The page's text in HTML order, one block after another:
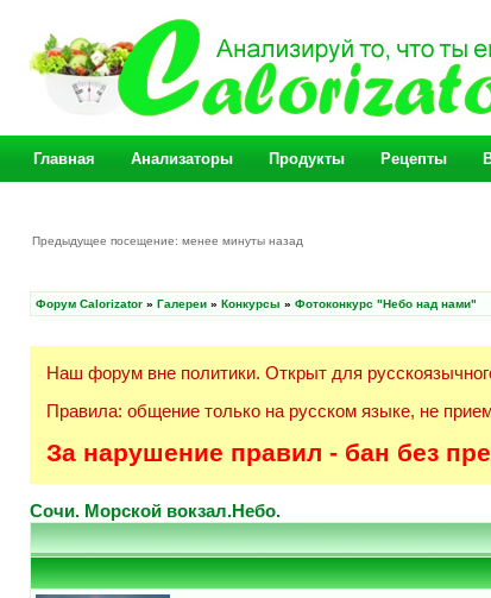
Главная Анализаторы Продукты Рецепты
Предыдущее посещение: менее минуты назад
Форум Calorizator » Галереи » Конкурсы » Фотоконкурс "Небо над нами"
Наш форум вне политики. Открыт для
Правила: общение только на русском языке, не
За нарушение правил - бан без
Сочи. Морской вокзал.Небо.